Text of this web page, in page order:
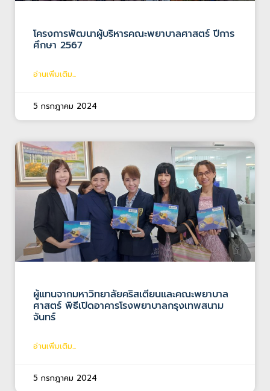
โครงการพัฒนาผู้บริหารคณะพยาบาลศาสตร์ ปีการ
ศึกษา 2567
อ่านเพิ่มเติม...
5 กรกฎาคม 2024
ผู้แทนจากมหาวิทยาลัยคริสเตียนและคณะพยาบาล
ศาสตร์ พิธีเปิดอาคารโรงพยาบาลกรุงเทพสนาม
จันทร์
อ่านเพิ่มเติม...
5 กรกฎาคม 2024